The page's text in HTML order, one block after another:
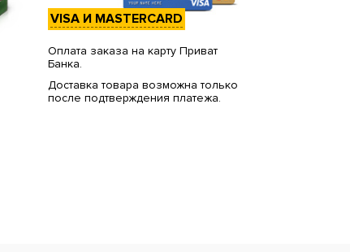
VISA И MASTERCARD
Оплата заказа на карту Приват
Банка.
Доставка товара возможна только
после подтверждения платежа.